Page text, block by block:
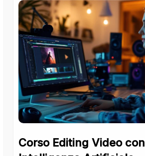
Corso Editing Video con